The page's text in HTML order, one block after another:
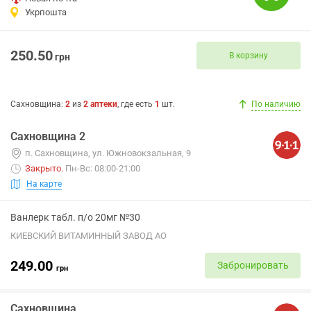
Укрпошта
250.50грн В корзину
Сахновщина: 2 из 2 аптеки, где есть 1 шт. По наличию
Сахновщина 2
п. Сахновщина, ул. Южновокзальная, 9
Закрыто. Пн-Вс: 08:00-21:00
На карте
Ванлерк табл. п/о 20мг №30
КИЕВСКИЙ ВИТАМИННЫЙ ЗАВОД АО
249.00 грн Забронировать